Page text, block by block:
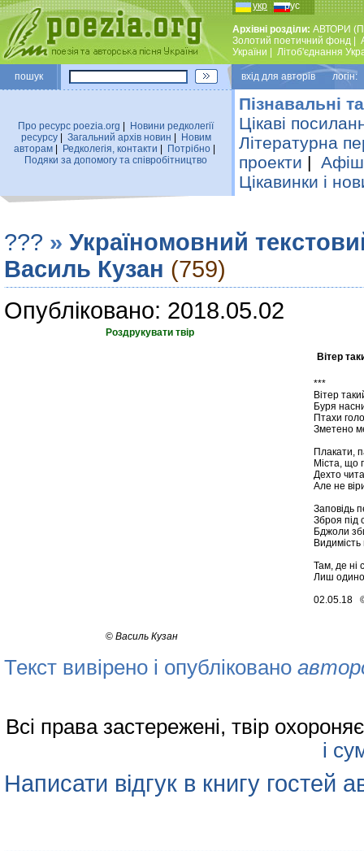
укр рус
Архівні розділи: АВТОРИ
Золотий поетичний фонд
України
Лiтоб'єднання
пошук вхiд для авторiв логін:
Про ресурс poezia.org
Новини редколегiї
ресурсу| Загальний архiв новин
Новим
авторам
Редколегiя, контакти Потрiбно
Подяки за допомогу та співробітництво
Пізнавальні
Цікаві
Літературна
проекти |
Цікавинки і
??? » Україномовний
Василь Кузан (759)
Опубліковано: 2018.05.02
Роздрукувати твір
Вітер
***
Вітер
Буря
Птахи
Зметено
Плакати,
Міста, що
Дехто
Але не
Заповідь
Зброя під
Бджоли
Там, де ні
Лиш
02.05.18
© Василь Кузан
Текст вивірено і опубліковано
Всі права застережені, твір
і
Написати відгук в книгу гостей